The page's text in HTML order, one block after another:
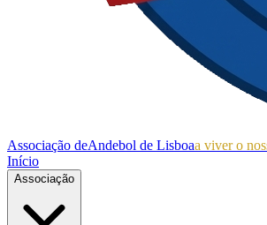
Associação deAndebol de Lisboaa viver o
Início
Associação